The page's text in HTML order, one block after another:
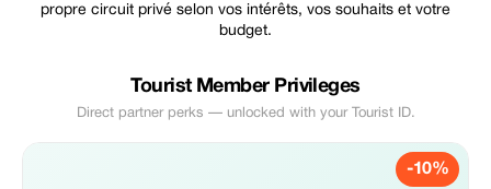
propre circuit privé selon vos intérêts, vos souhaits et votre
budget.
Tourist Member Privileges
Direct partner perks — unlocked with your Tourist ID.
-10%